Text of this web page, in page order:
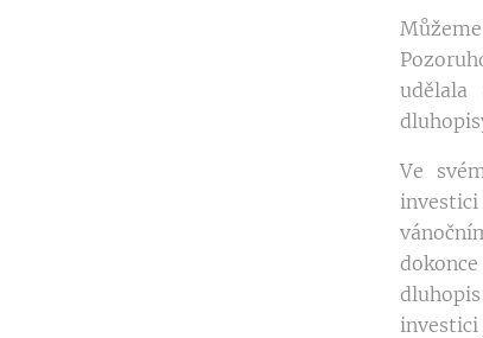
udělala
Ve
investici